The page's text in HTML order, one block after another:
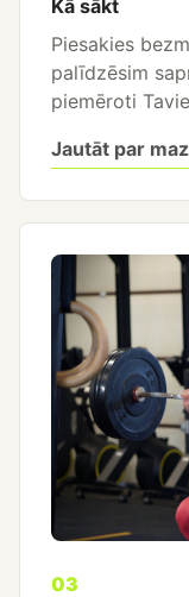
Kā sākt
Piesakies
palīdzēsim
piemēroti
Jautāt par
03